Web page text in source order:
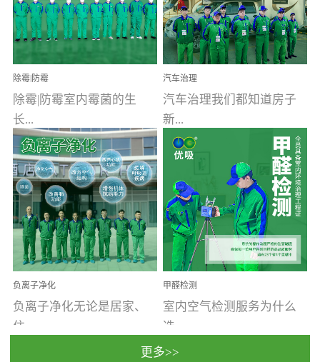
多彩的家居产品和生活情
调，但也带来了以甲醛为
首的室内...
毒的功效，杀菌率
99.99%。相对于传统消毒
液来说，无...
除霉|防霉
除霉|防霉室内霉菌的生
长...
受温度、湿度、基质养
分、通风四个条件影响，
温暖潮湿、营养物质多、
通风缓慢的空间最易滋生
大量霉菌的...
汽车治理
汽车治理我们都知道房子
新...
装修完会有甲醛，其实汽
车的甲醛超标问题更为严
重。汽车的空间范围小，
配件、皮具、装饰多，这
些都是汽...
负离子净化
负离子净化无论是居家、
住...
甲醛检测
室内空气检测服务为什么
选...
更多>>